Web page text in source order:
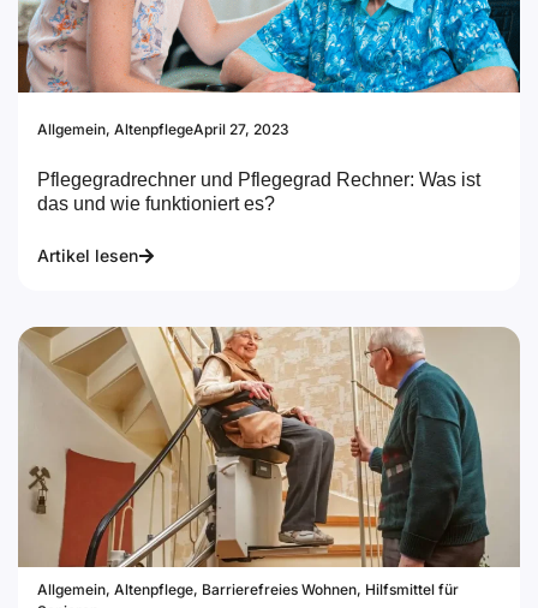
Allgemein, AltenpflegeApril 27, 2023
Pflegegradrechner und Pflegegrad Rechner: Was ist
das und wie funktioniert es?
Artikel lesen
Allgemein, Altenpflege, Barrierefreies Wohnen, Hilfsmittel für